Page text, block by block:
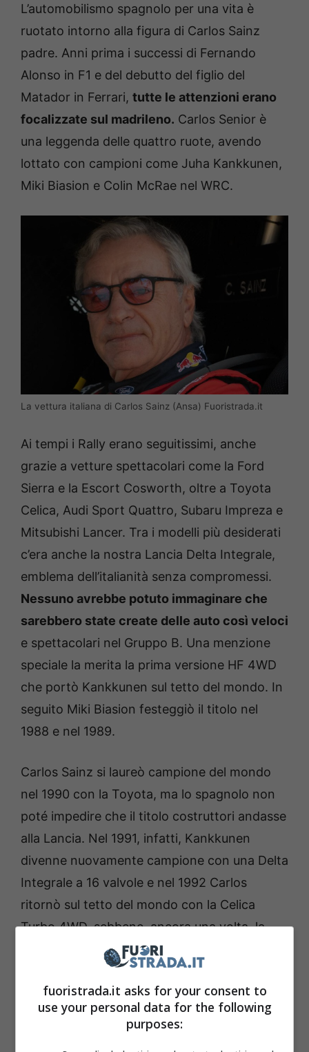
L’automobilismo spagnolo per una vita è
ruotato intorno alla figura di Carlos Sainz
padre. Anni prima i successi di Fernando
Alonso in F1 e del debutto del figlio del
Matador in Ferrari, tutte le attenzioni erano
focalizzate sul madrileno. Carlos Senior è
una leggenda delle quattro ruote, avendo
lottato con campioni come Juha Kankkunen,
Miki Biasion e Colin McRae nel WRC.
La vettura italiana di Carlos Sainz (Ansa) Fuoristrada.it
Ai tempi i Rally erano seguitissimi, anche
grazie a vetture spettacolari come la Ford
Sierra e la Escort Cosworth, oltre a Toyota
Celica, Audi Sport Quattro, Subaru Impreza e
Mitsubishi Lancer. Tra i modelli più desiderati
c’era anche la nostra Lancia Delta Integrale,
emblema dell’italianità senza compromessi.
Nessuno avrebbe potuto immaginare che
sarebbero state create delle auto così veloci
e spettacolari nel Gruppo B. Una menzione
speciale la merita la prima versione HF 4WD
che portò Kankkunen sul tetto del mondo. In
seguito Miki Biasion festeggiò il titolo nel
1988 e nel 1989.
Carlos Sainz si laureò campione del mondo
nel 1990 con la Toyota, ma lo spagnolo non
poté impedire che il titolo costruttori andasse
alla Lancia. Nel 1991, infatti, Kankkunen
divenne nuovamente campione con una Delta
Integrale a 16 valvole e nel 1992 Carlos
ritornò sul tetto del mondo con la Celica
Turbo 4WD, sebbene, ancora una volta, la
Lancia era diventata campione costruttori.
Nel 1993 il madrileno prese la decisione di
correre perla Lancia perché sarebbe dovuta
essere l’accoppiata migliore in pista.
fuoristrada.it asks for your consent to
use your personal data for the following
purposes: